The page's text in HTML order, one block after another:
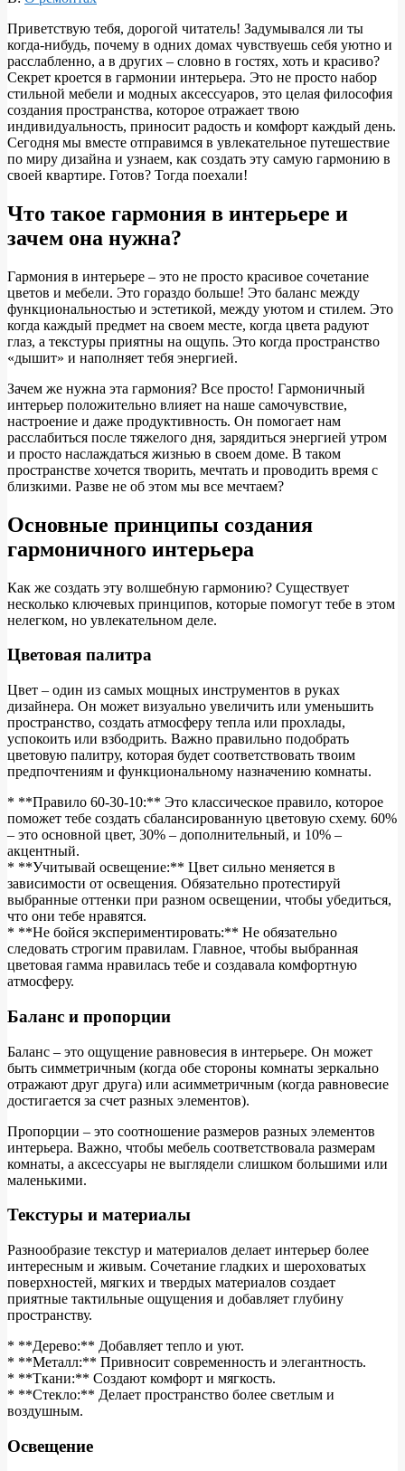
Приветствую тебя, дорогой читатель! Задумывался ли ты
когда-нибудь, почему в одних домах чувствуешь себя уютно и
расслабленно, а в других – словно в гостях, хоть и красиво?
Секрет кроется в гармонии интерьера. Это не просто набор
стильной мебели и модных аксессуаров, это целая философия
создания пространства, которое отражает твою
индивидуальность, приносит радость и комфорт каждый день.
Сегодня мы вместе отправимся в увлекательное путешествие
по миру дизайна и узнаем, как создать эту самую гармонию в
своей квартире. Готов? Тогда поехали!
Что такое гармония в интерьере и
зачем она нужна?
Гармония в интерьере – это не просто красивое сочетание
цветов и мебели. Это гораздо больше! Это баланс между
функциональностью и эстетикой, между уютом и стилем. Это
когда каждый предмет на своем месте, когда цвета радуют
глаз, а текстуры приятны на ощупь. Это когда пространство
«дышит» и наполняет тебя энергией.
Зачем же нужна эта гармония? Все просто! Гармоничный
интерьер положительно влияет на наше самочувствие,
настроение и даже продуктивность. Он помогает нам
расслабиться после тяжелого дня, зарядиться энергией утром
и просто наслаждаться жизнью в своем доме. В таком
пространстве хочется творить, мечтать и проводить время с
близкими. Разве не об этом мы все мечтаем?
Основные принципы создания
гармоничного интерьера
Как же создать эту волшебную гармонию? Существует
несколько ключевых принципов, которые помогут тебе в этом
нелегком, но увлекательном деле.
Цветовая палитра
Цвет – один из самых мощных инструментов в руках
дизайнера. Он может визуально увеличить или уменьшить
пространство, создать атмосферу тепла или прохлады,
успокоить или взбодрить. Важно правильно подобрать
цветовую палитру, которая будет соответствовать твоим
предпочтениям и функциональному назначению комнаты.
* **Правило 60-30-10:** Это классическое правило, которое
поможет тебе создать сбалансированную цветовую схему. 60%
– это основной цвет, 30% – дополнительный, и 10% –
акцентный.
* **Учитывай освещение:** Цвет сильно меняется в
зависимости от освещения. Обязательно протестируй
выбранные оттенки при разном освещении, чтобы убедиться,
что они тебе нравятся.
* **Не бойся экспериментировать:** Не обязательно
следовать строгим правилам. Главное, чтобы выбранная
цветовая гамма нравилась тебе и создавала комфортную
атмосферу.
Баланс и пропорции
Баланс – это ощущение равновесия в интерьере. Он может
быть симметричным (когда обе стороны комнаты зеркально
отражают друг друга) или асимметричным (когда равновесие
достигается за счет разных элементов).
Пропорции – это соотношение размеров разных элементов
интерьера. Важно, чтобы мебель соответствовала размерам
комнаты, а аксессуары не выглядели слишком большими или
маленькими.
Текстуры и материалы
Разнообразие текстур и материалов делает интерьер более
интересным и живым. Сочетание гладких и шероховатых
поверхностей, мягких и твердых материалов создает
приятные тактильные ощущения и добавляет глубину
пространству.
* **Дерево:** Добавляет тепло и уют.
* **Металл:** Привносит современность и элегантность.
* **Ткани:** Создают комфорт и мягкость.
* **Стекло:** Делает пространство более светлым и
воздушным.
Освещение